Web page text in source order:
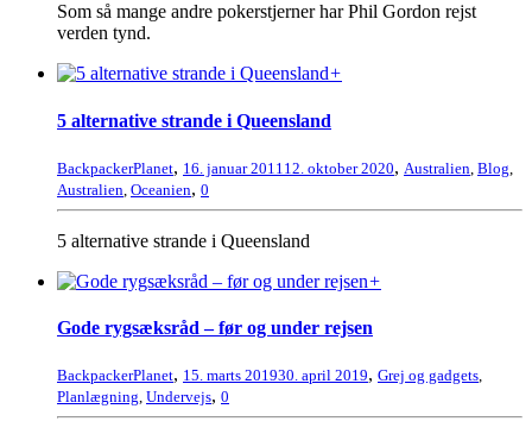
Som så mange andre pokerstjerner har Phil Gordon rejst
verden tynd.
+
5 alternative strande i Queensland
BackpackerPlanet, 16. januar 2011 12. oktober 2020, Australien Blog
Australien Oceanien, 0
5 alternative strande i Queensland
+
Gode rygsæksråd – før og under rejsen
BackpackerPlanet, 15. marts 201930. april 2019, Grej og gadgets,
Planlægning, Undervejs, 0